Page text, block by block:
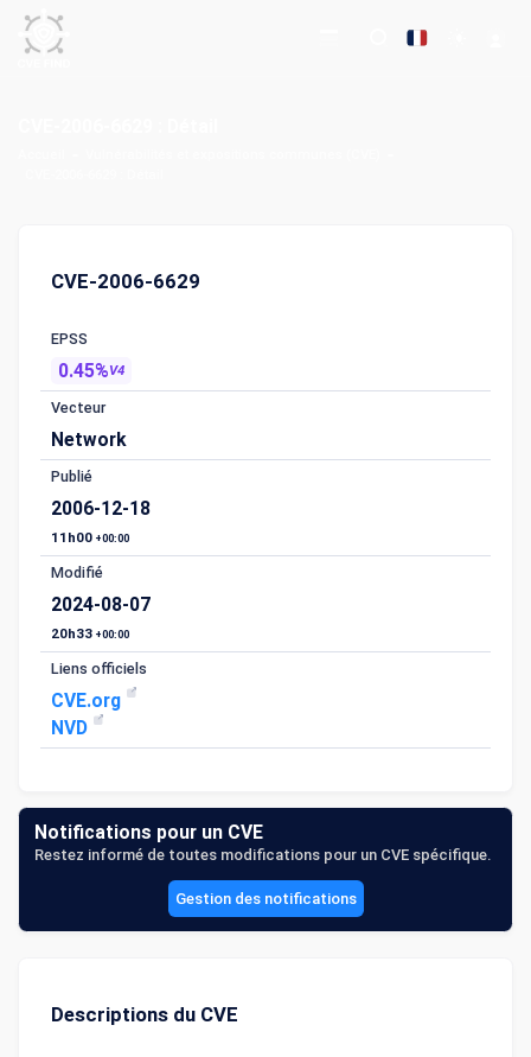
CVE-2006-6629
EPSS
0.45%V4
Vecteur
Network
Publié
2006-12-18
11h00 +00:00
Modifié
2024-08-07
20h33 +00:00
Liens officiels
CVE.org
NVD
Notifications pour un CVE
Restez informé de toutes modifications pour un CVE spécifique.
Gestion des notifications
Descriptions du CVE